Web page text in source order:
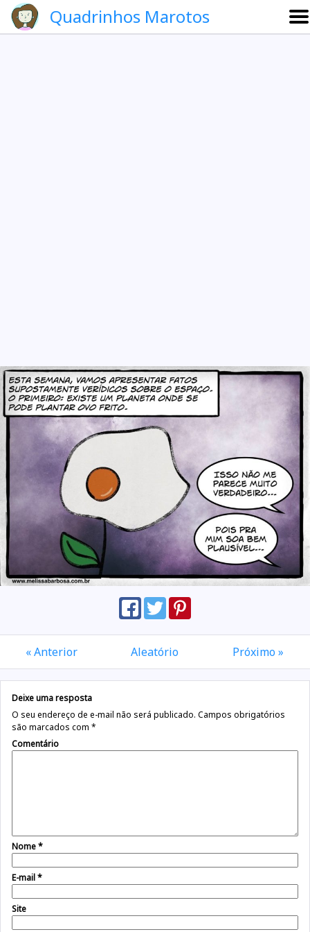
Quadrinhos Marotos
« Anterior Aleatório Próximo »
Deixe uma resposta
O seu endereço de e-mail não será publicado. Campos obrigatórios
são marcados com *
Comentário
Nome*
E-mail*
Site